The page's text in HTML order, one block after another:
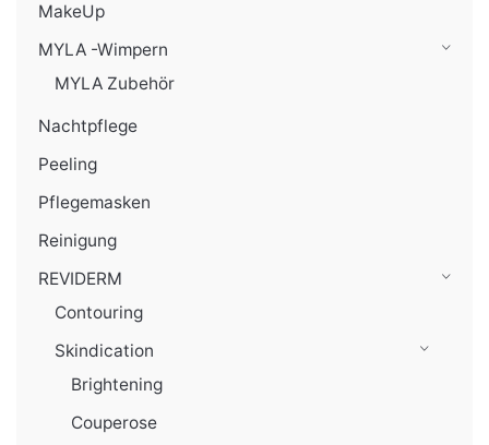
MakeUp
MYLA -Wimpern
MYLA Zubehör
Nachtpflege
Peeling
Pflegemasken
Reinigung
REVIDERM
Contouring
Skindication
Brightening
Couperose